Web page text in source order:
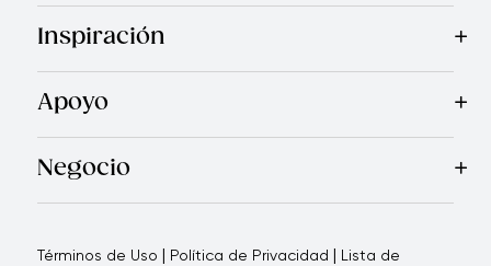
Mas VendidosCocinaElectrodomésticosCubiertos
Inspiración
RecetasBlogRevista Royal PrestigePrograma de
Apoyo
Garantía Royal Prestige®Quienes SomosPolítica de
Negocio
Por qué elegirnosCómo te apoyamosBlogs -
Términos de Uso | Política de Privacidad | Lista de